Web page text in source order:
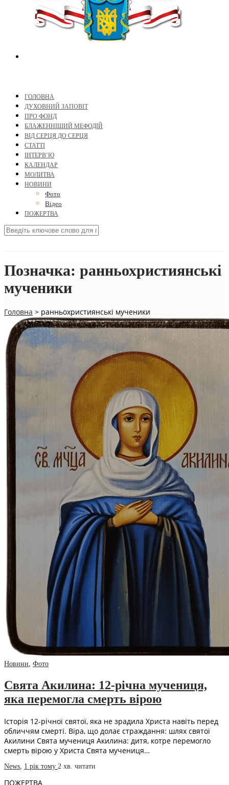
ГОЛОВНА
ДУХОВНИЙ ЗАПОВІТ
ПРО ФОНД
БЛАЖЕННІШИЙ МЕФОДІЙ
ВІД СЕРЦЯ ДО СЕРЦЯ
СТАТТІ
ІНТЕРВ’Ю
КАЛЕНДАР
МОЛИТВА
НОВИНИ
Фото
Відео
ПОЖЕРТВА
Позначка: ранньохристиянські
мученики
Головна > ранньохристиянські мученики
Новини, Фото
Свята Акилина: 12-річна мучениця,
яка перемогла смерть вірою
Історія 12-річної святої, яка не зрадила Христа навіть перед
обличчям смерті. Віра, що долає страждання: шлях святої
Акилини Свята мучениця Акилина: дитя, котре перемогло
смерть вірою у Христа Свята мучениця…
News, 1 рік тому 2 хв. читати
ПОЖЕРТВА